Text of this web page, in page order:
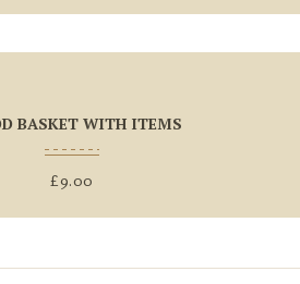
BASKET WITH ITEMS
£9.00